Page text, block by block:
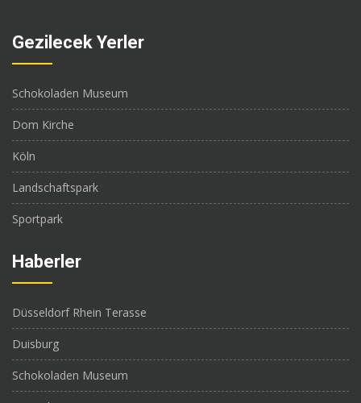
Gezilecek Yerler
Schokoladen Museum
Dom Kirche
Köln
Landschaftspark
Sportpark
Haberler
Düsseldorf Rhein Terasse
Duisburg
Schokoladen Museum